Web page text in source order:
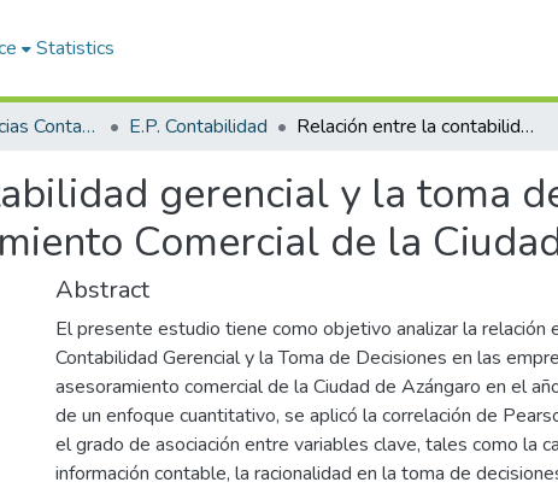
Statistics
Facultad de Ciencias Contables y Financieras E.P. Contabilidad Relación entre la contabilidad gerencial y la toma de decisiones en las Empresas de Asesoramiento Comercial de la Ciudad de Azángaro 2023
gerencial y la toma
Comercial de la
Abstract
El presente estudio tiene como objetivo analizar la relación
Contabilidad Gerencial y la Toma de Decisiones en las
asesoramiento comercial de la Ciudad de Azángaro en el
de un enfoque cuantitativo, se aplicó la correlación de
el grado de asociación entre variables clave, tales como la
información contable, la racionalidad en la toma de